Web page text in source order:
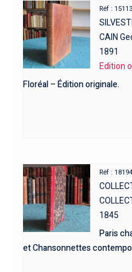
Réf : 15113
CAIN
1891
Edition
Floréal – Édition originale.
Réf : 18194
1845
Paris
et Chansonnettes